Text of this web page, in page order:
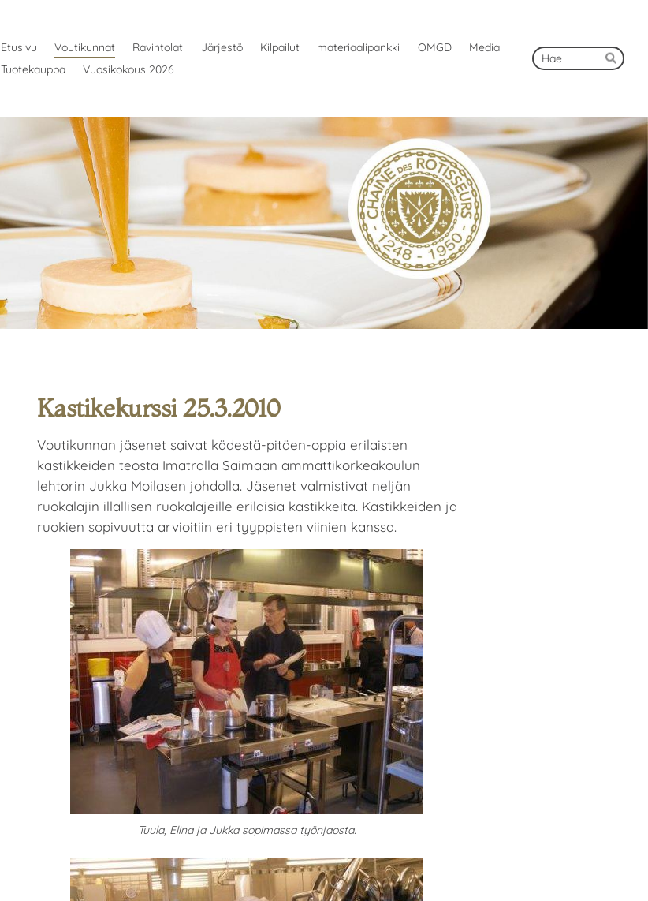
Etusivu Voutikunnat Ravintolat Järjestö Kilpailut materiaalipankki OMGD
Media
Tuotekauppa
Vuosikokous 2026
Haku
Hae
Kastikekurssi 25.3.2010
Voutikunnan jäsenet saivat kädestä-pitäen-oppia erilaisten
kastikkeiden teosta Imatralla Saimaan ammattikorkeakoulun
lehtorin Jukka Moilasen johdolla. Jäsenet valmistivat neljän
ruokalajin illallisen ruokalajeille erilaisia kastikkeita. Kastikkeiden ja
ruokien sopivuutta arvioitiin eri tyyppisten viinien kanssa.
Tuula, Elina ja Jukka sopimassa työnjaosta.